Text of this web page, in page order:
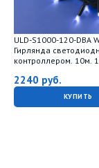
ULD-S1000-120-DBA
Гирлянда
контроллером. 10м.
2240 руб.
КУПИТЬ